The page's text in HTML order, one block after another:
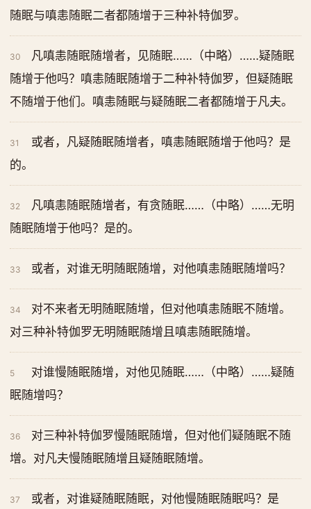
随眠与嗔恚随眠二者都随增于三种补特伽罗。
30
凡嗔恚随眠随增者，见随眠……（中略）……疑随眠
随增于他吗？嗔恚随眠随增于二种补特伽罗，但疑随眠
不随增于他们。嗔恚随眠与疑随眠二者都随增于凡夫。
31
或者，凡疑随眠随增者，嗔恚随眠随增于他吗？是
的。
32
凡嗔恚随眠随增者，有贪随眠……（中略）……无明
随眠随增于他吗？是的。
33 或者，对谁无明随眠随增，对他嗔恚随眠随增吗？
34
对不来者无明随眠随增，但对他嗔恚随眠不随增。
对三种补特伽罗无明随眠随增且嗔恚随眠随增。
5
对谁慢随眠随增，对他见随眠……（中略）……疑随
眠随增吗？
36
对三种补特伽罗慢随眠随增，但对他们疑随眠不随
增。对凡夫慢随眠随增且疑随眠随增。
37 或者，对谁疑随眠随眠，对他慢随眠随眠吗？是